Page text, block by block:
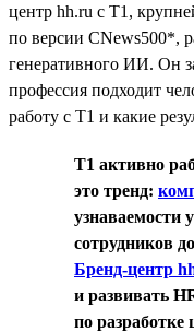
центр hh.ru с T1,
по версии CNews500*,
генеративного ИИ. Он
профессия подходит
работу с T1 и какие
T1 активно
это тренд:
узнаваемости
сотрудников
Бренд-центр
и развивать
по разработке